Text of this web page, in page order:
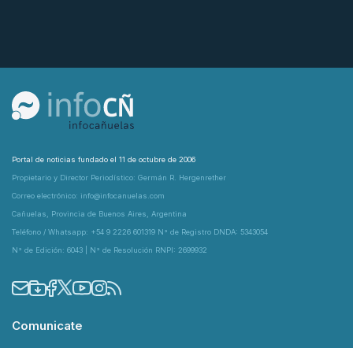
Portal de noticias fundado el 11 de octubre de 2006
Propietario y Director Periodístico: Germán R. Hergenrether
Correo electrónico: info@infocanuelas.com
Cañuelas, Provincia de Buenos Aires, Argentina
Teléfono / Whatsapp: +54 9 2226 601319 N° de Registro DNDA: 5343054
N° de Edición: 6043 | N° de Resolución RNPI: 2699932
Comunicate